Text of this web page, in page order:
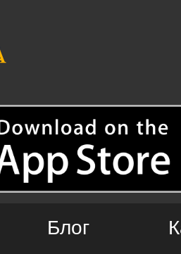
Блог